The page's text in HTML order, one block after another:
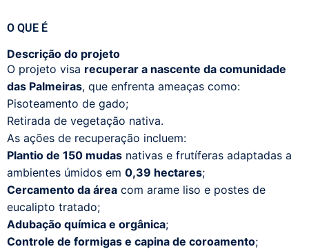
O QUE É
Descrição do projeto
O projeto visa recuperar a nascente da comunidade
das Palmeiras, que enfrenta ameaças como:
Pisoteamento de gado;
Retirada de vegetação nativa.
As ações de recuperação incluem:
Plantio de 150 mudas nativas e frutíferas adaptadas a
ambientes úmidos em 0,39 hectares;
Cercamento da área com arame liso e postes de
eucalipto tratado;
Adubação química e orgânica;
Controle de formigas e capina de coroamento;